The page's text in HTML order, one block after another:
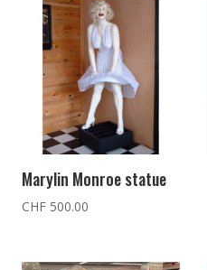
Marylin Monroe statue
CHF 500.00